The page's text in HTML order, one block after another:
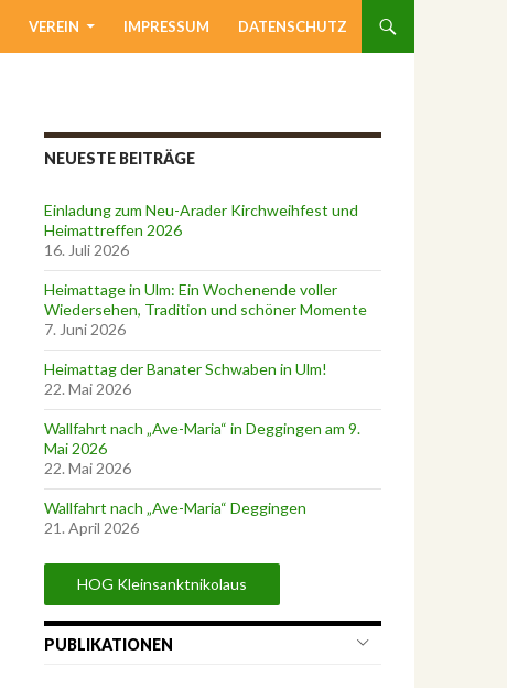
VEREIN IMPRESSUM DATENSCHUTZ
NEUESTE BEITRÄGE
Einladung zum Neu-Arader Kirchweihfest und
Heimattreffen 2026
16. Juli 2026
Heimattage in Ulm: Ein Wochenende voller
Wiedersehen, Tradition und schöner Momente
7. Juni 2026
Heimattag der Banater Schwaben in Ulm!
22. Mai 2026
Wallfahrt nach „Ave-Maria“ in Deggingen am 9.
Mai 2026
22. Mai 2026
Wallfahrt nach „Ave-Maria“ Deggingen
21. April 2026
HOG Kleinsanktnikolaus
PUBLIKATIONEN